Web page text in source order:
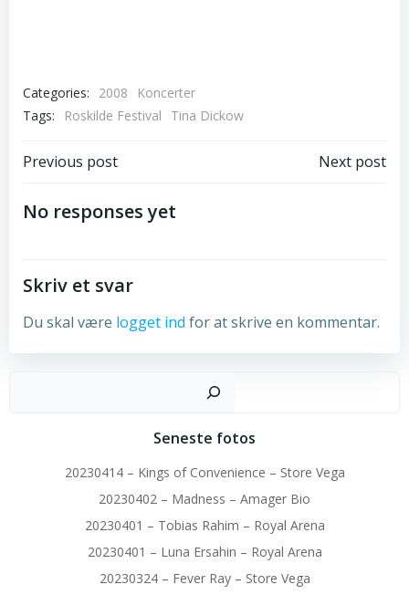
Categories: 2008
Koncerter
Tags:
Roskilde Festival Tina Dickow
Post
navigation
Previous post Next post
No responses yet
Skriv et svar
Du skal være logget ind for at skrive en kommentar.
Seneste fotos
20230414 – Kings of Convenience – Store Vega
20230402 – Madness – Amager Bio
20230401 – Tobias Rahim – Royal Arena
20230401 – Luna Ersahin – Royal Arena
20230324 – Fever Ray – Store Vega